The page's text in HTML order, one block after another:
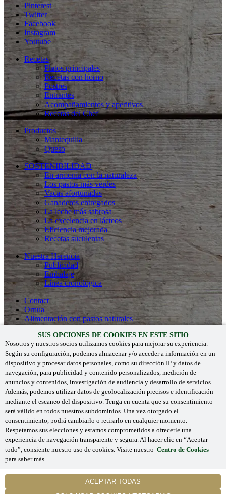
SUS OPCIONES DE COOKIES EN ESTE SITIO
Nosotros y nuestros socios utilizamos cookies para mejorar su experiencia.
Según su configuración, podemos almacenar y/o acceder a información en un
dispositivo y procesar datos personales, como su dirección IP y datos de
navegación, para publicidad y contenido personalizados, medición de
anuncios y contenidos, investigación de audiencia y desarrollo de servicios.
Además, podemos utilizar datos de geolocalización precisos e identificación
mediante el escaneo del dispositivo. Tenga en cuenta que su consentimiento
será válido en todos nuestros subdominios. Una vez otorgado el
consentimiento, podrá cambiarlo o retirarlo en cualquier momento.
Respetamos sus elecciones y estamos comprometidos a ofrecerle una
experiencia de navegación transparente y segura. Al hacer clic en “Aceptar
todo”, consiente nuestro uso de cookies. Visite nuestro Centro de Cookies
para saber más.
COOKIES NECESARIAS
ACEPTAR TODAS
Pinterest
Twitter
Facebook
Instagram
Youtube
Recetas
Platos principales
Recetas con horno
Postres
Entrantes
Acompañamientos y aperitivos
Recetas del Chef
Productos
Mantequilla
Queso
SOSTENIBILIDAD
En armonía con la naturaleza
Los pastos más verdes
Vacas afortunadas
Ganaderos entregados
La leche más sabrosa
La excelencia en lácteos
Eficiencia mejorada
Recetas suculentas
Nuestra Herencia
Publicidad
Embalaje
Línea cronológica
Contact
Ornua
Alimentación con pastos naturales
Recipes
Products
Sostenibilidad
Herencia
Campañas
Contact
Kerrygold Irish Cream Liqueur
Ornua
'Kerrygold' y los logotipos asociados son marcas registradas.
©Ornua 2024. Todos los derechos reservados.
Términos y condiciones